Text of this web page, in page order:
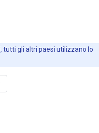
tutti gli altri paesi utilizzano lo